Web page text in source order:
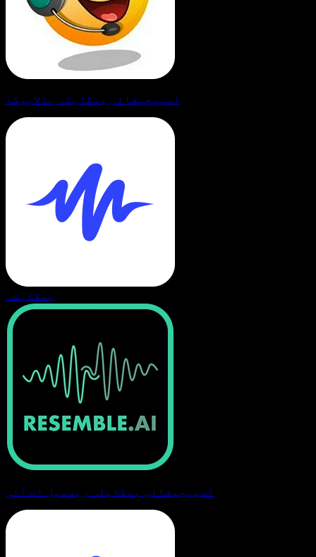
اسپیچیفائی بمقابلہ بالابوکا
بمقابلہ
اسپیچیفائی بمقابلہ ریسمبل اے آئی